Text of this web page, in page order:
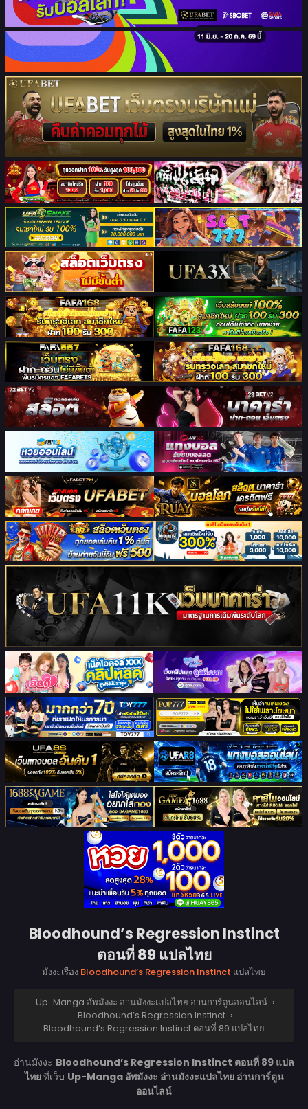
Bloodhound’s Regression Instinct
ตอนที่ 89 แปลไทย
มังงะเรื่อง Bloodhound’s Regression Instinct แปลไทย
Up-Manga อัพมังงะ อ่านมังงะแปลไทย อ่านการ์ตูนออนไลน์ ›
Bloodhound’s Regression Instinct ›
Bloodhound’s Regression Instinct ตอนที่ 89 แปลไทย
อ่านมังงะ Bloodhound’s Regression Instinct ตอนที่ 89 แปล
ไทยที่เว็บ Up-Manga อัพมังงะ อ่านมังงะแปลไทย อ่านการ์ตูน
ออนไลน์